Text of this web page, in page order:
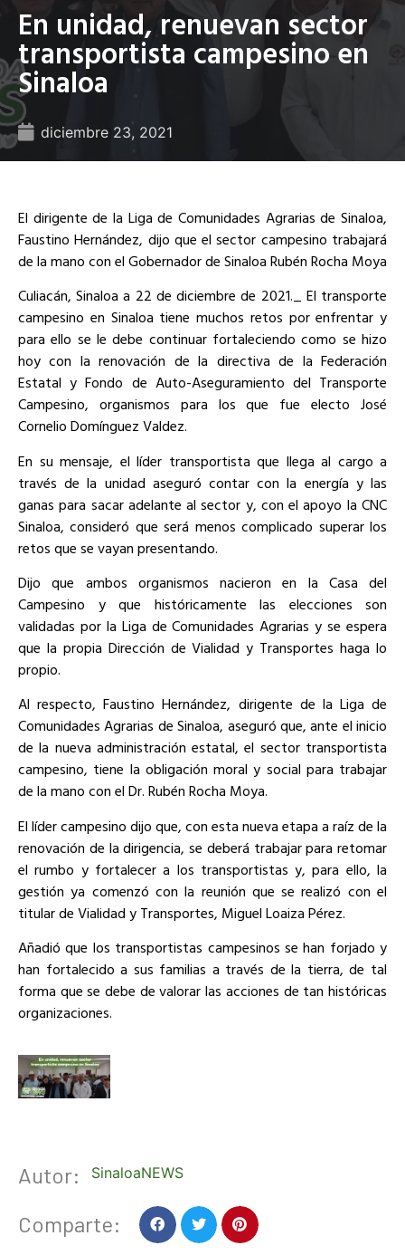
En unidad, renuevan sector
transportista campesino en
Sinaloa
diciembre 23, 2021
El dirigente de la Liga de Comunidades Agrarias de Sinaloa,
Faustino Hernández, dijo que el sector campesino trabajará
de la mano con el Gobernador de Sinaloa Rubén Rocha Moya
Culiacán, Sinaloa a 22 de diciembre de 2021._ El transporte
campesino en Sinaloa tiene muchos retos por enfrentar y
para ello se le debe continuar fortaleciendo como se hizo
hoy con la renovación de la directiva de la Federación
Estatal y Fondo de Auto-Aseguramiento del Transporte
Campesino, organismos para los que fue electo José
Cornelio Domínguez Valdez.
En su mensaje, el líder transportista que llega al cargo a
través de la unidad aseguró contar con la energía y las
ganas para sacar adelante al sector y, con el apoyo la CNC
Sinaloa, consideró que será menos complicado superar los
retos que se vayan presentando.
Dijo que ambos organismos nacieron en la Casa del
Campesino y que históricamente las elecciones son
validadas por la Liga de Comunidades Agrarias y se espera
que la propia Dirección de Vialidad y Transportes haga lo
propio.
Al respecto, Faustino Hernández, dirigente de la Liga de
Comunidades Agrarias de Sinaloa, aseguró que, ante el inicio
de la nueva administración estatal, el sector transportista
campesino, tiene la obligación moral y social para trabajar
de la mano con el Dr. Rubén Rocha Moya.
El líder campesino dijo que, con esta nueva etapa a raíz de la
renovación de la dirigencia, se deberá trabajar para retomar
el rumbo y fortalecer a los transportistas y, para ello, la
gestión ya comenzó con la reunión que se realizó con el
titular de Vialidad y Transportes, Miguel Loaiza Pérez.
Añadió que los transportistas campesinos se han forjado y
han fortalecido a sus familias a través de la tierra, de tal
forma que se debe de valorar las acciones de tan históricas
organizaciones.
Autor: SinaloaNEWS
Comparte: